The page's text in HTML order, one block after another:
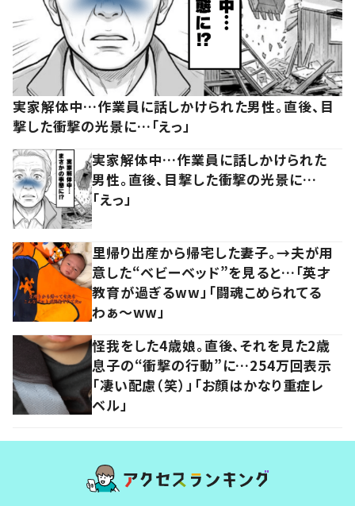
実家解体中…作業員に話しかけられた男性。直後、目
撃した衝撃の光景に…「えっ」
実家解体中…作業員に話しかけられた
男性。直後、目撃した衝撃の光景に…
「えっ」
里帰り出産から帰宅した妻子。→夫が用
意した“ベビーベッド”を見ると…「英才
教育が過ぎるww」「闘魂こめられてる
わぁ～ww」
怪我をした4歳娘。直後、それを見た2歳
息子の“衝撃の行動”に…254万回表示
「凄い配慮（笑）」「お顔はかなり重症レ
ベル」